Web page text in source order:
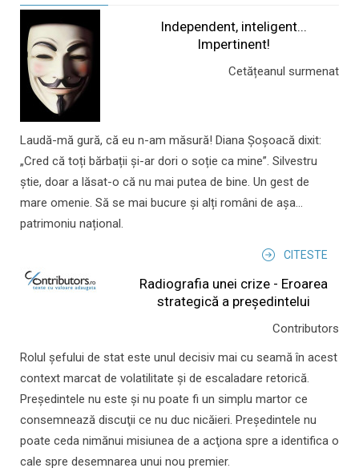
Independent, inteligent...
Impertinent!
Cetățeanul surmenat
Laudă-mă gură, că eu n-am măsură! Diana Șoșoacă dixit:
„Cred că toți bărbații și-ar dori o soție ca mine”. Silvestru
știe, doar a lăsat-o că nu mai putea de bine. Un gest de
mare omenie. Să se mai bucure și alți români de așa...
patrimoniu național.
CITESTE
Radiografia unei crize - Eroarea
strategică a președintelui
Contributors
Rolul şefului de stat este unul decisiv mai cu seamă în acest
context marcat de volatilitate şi de escaladare retorică.
Preşedintele nu este şi nu poate fi un simplu martor ce
consemnează discuţii ce nu duc nicăieri. Preşedintele nu
poate ceda nimănui misiunea de a acţiona spre a identifica o
cale spre desemnarea unui nou premier.